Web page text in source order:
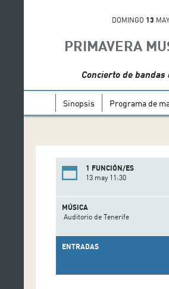
DOMINGO 13
PRIMAVERA
Concierto de bandas
Sinopsis Programa de
1 FUNCIÓN/ES
13 may 11:30
MÚSICA
Auditorio de Tenerife
ENTRADAS